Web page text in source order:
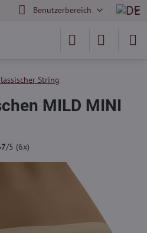
Benutzerbereich
String
MILD MINI
/5 (6x)